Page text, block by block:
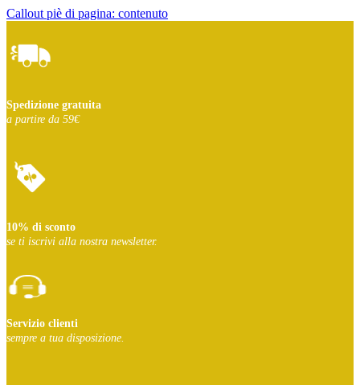
Callout piè di pagina: contenuto
Spedizione gratuita
a partire da 59€
10% di sconto
se ti iscrivi alla nostra newsletter.
Servizio clienti
sempre a tua disposizione.